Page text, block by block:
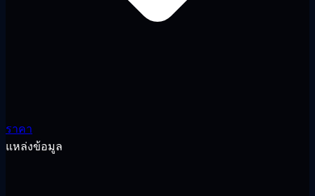
ราคา
แหล่งข้อมูล